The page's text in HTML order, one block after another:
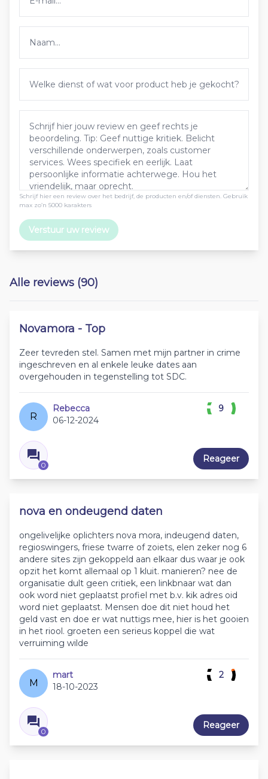
Schrijf hier een review over het bedrijf, de producten en/of diensten. Gebruik
max zo’n 5000 karakters
Verstuur uw review
Alle reviews (90)
Novamora - Top
Zeer tevreden stel. Samen met mijn partner in crime
ingeschreven en al enkele leuke dates aan
overgehouden in tegenstelling tot SDC.
R
Rebecca
06-12-2024
0
9
Reageer
nova en ondeugend daten
ongelivelijke oplichters nova mora, indeugend daten,
regioswingers, friese twarre of zoiets, elen zeker nog 6
andere sites zijn gekoppeld aan elkaar dus waar je ook
opzit het komt allemaal op 1 kluit. manieren? nee de
organisatie dult geen critiek, een linkbnaar wat dan
ook word niet geplaatst profiel met b.v. kik adres oid
word niet geplaatst. Mensen doe dit niet houd het
geld vast en doe er wat nuttigs mee, hier is het gooien
in het riool. groeten een serieus koppel die wat
verruiming wilde
M
mart
18-10-2023
0
2
Reageer